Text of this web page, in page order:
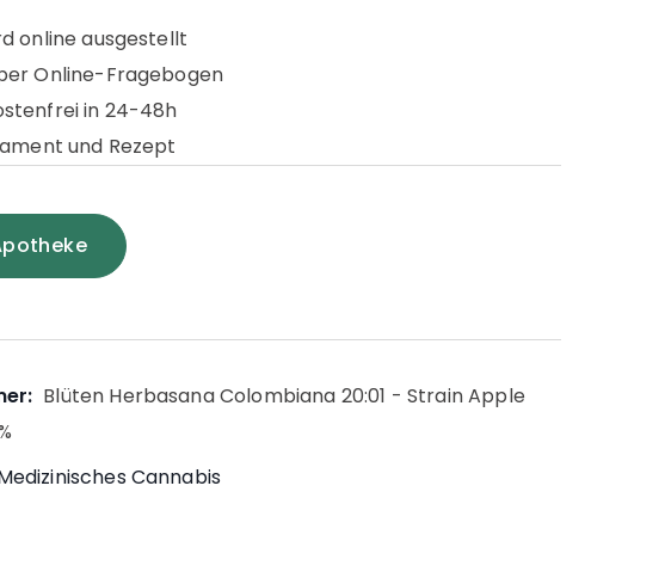
online ausgestellt
Online-Fragebogen
in 24-48h
und Rezept
Blüten Herbasana Colombiana 20:01 - Strain Apple
Cannabis